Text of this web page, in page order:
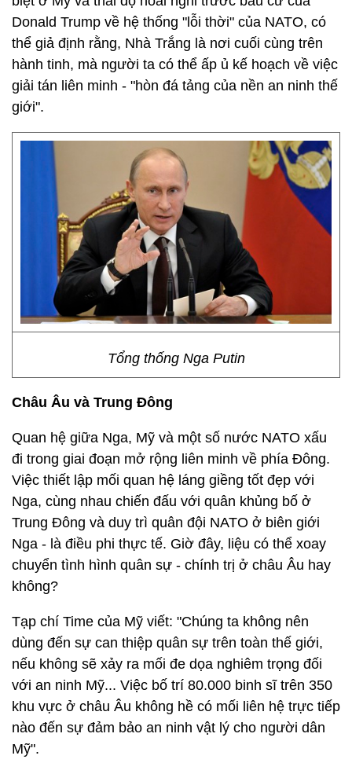
Donald Trump về hệ thống "lỗi thời" của NATO, có
thể giả định rằng, Nhà Trắng là nơi cuối cùng trên
hành tinh, mà người ta có thể ấp ủ kế hoạch về việc
giải tán liên minh - "hòn đá tảng của nền an ninh thế
giới".
Tổng thống Nga Putin
Châu Âu và Trung Đông
Quan hệ giữa Nga, Mỹ và một số nước NATO xấu
đi trong giai đoạn mở rộng liên minh về phía Đông.
Việc thiết lập mối quan hệ láng giềng tốt đẹp với
Nga, cùng nhau chiến đấu với quân khủng bố ở
Trung Đông và duy trì quân đội NATO ở biên giới
Nga - là điều phi thực tế. Giờ đây, liệu có thể xoay
chuyển tình hình quân sự - chính trị ở châu Âu hay
không?
Tạp chí Time của Mỹ viết: "Chúng ta không nên
dùng đến sự can thiệp quân sự trên toàn thế giới,
nếu không sẽ xảy ra mối đe dọa nghiêm trọng đối
với an ninh Mỹ... Việc bố trí 80.000 binh sĩ trên 350
khu vực ở châu Âu không hề có mối liên hệ trực tiếp
nào đến sự đảm bảo an ninh vật lý cho người dân
Mỹ".